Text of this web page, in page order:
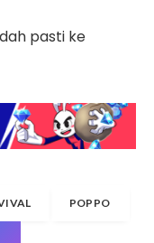
pasti ke
POPPO